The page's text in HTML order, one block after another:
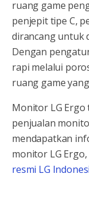
ruang game
penjepit tipe C,
dirancang untuk
Dengan
rapi melalui
ruang game
Monitor LG
penjualan
mendapatkan
monitor LG
resmi LG